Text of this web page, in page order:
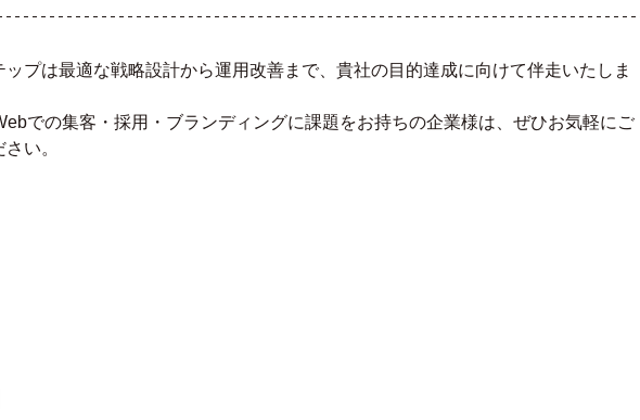
ップは最適な戦略設計から運用改善まで、貴社の目的達成に向けて伴走いたしま
での集客・採用・ブランディングに課題をお持ちの企業様は、ぜひお気軽にご
い。